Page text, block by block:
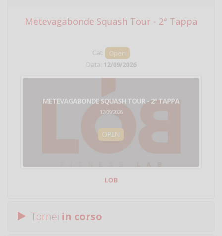
Metevagabonde Squash Tour - 2ª Tappa
Cat:
Open
Data: 12/09/2026
METEVAGABONDE SQUASH TOUR - 2ª TAPPA
12/09/2026
OPEN
LOB
Tornei in corso